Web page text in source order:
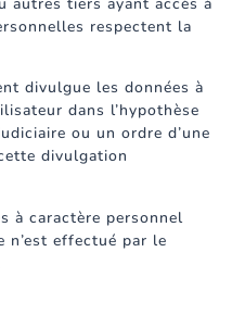
respectent la
divulgue les données à
dans l’hypothèse
ou un ordre d’une
divulgation
à caractère personnel
n’est effectué par le